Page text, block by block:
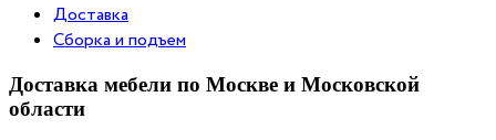
Доставка
Сборка и подъем
Доставка мебели по Москве и Московской
области